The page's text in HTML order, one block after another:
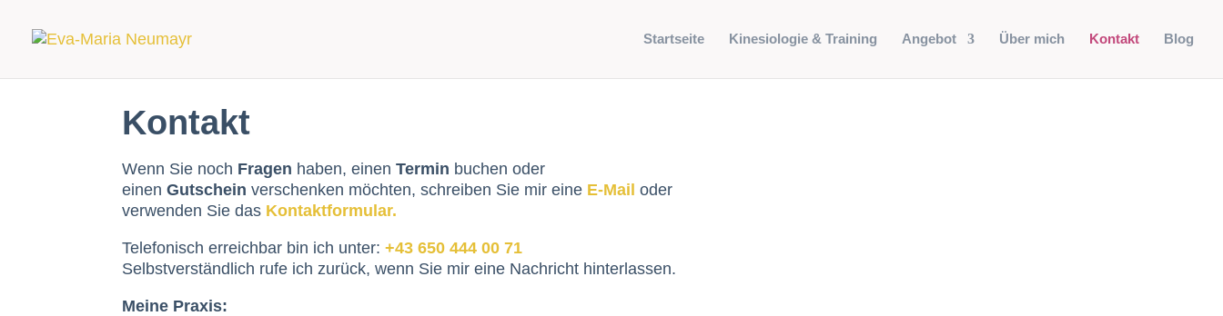
Startseite Kinesiologie & Training Angebot Über mich Kontakt Blog
Kontakt
Wenn Sie noch Fragen haben, einen Termin buchen oder
einen Gutschein verschenken möchten, schreiben Sie mir eine E-Mailoder
verwenden Sie das Kontaktformular.
Telefonisch erreichbar bin ich unter: +43 650 444 00 71
Selbstverständlich rufe ich zurück, wenn Sie mir eine Nachricht hinterlassen.
Meine Praxis: